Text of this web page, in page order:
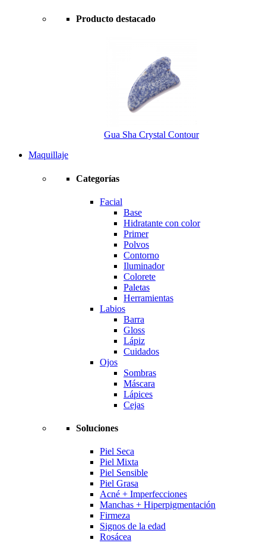
Producto destacado
Gua Sha Crystal Contour
Maquillaje
Categorías
Facial
Base
Hidratante con color
Primer
Polvos
Contorno
Iluminador
Colorete
Paletas
Herramientas
Labios
Barra
Gloss
Lápiz
Cuidados
Ojos
Sombras
Máscara
Lápices
Cejas
Soluciones
Piel Seca
Piel Mixta
Piel Sensible
Piel Grasa
Acné + Imperfecciones
Manchas + Hiperpigmentación
Firmeza
Signos de la edad
Rosácea